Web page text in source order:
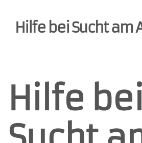
Hilfe bei Sucht am
Hilfe bei